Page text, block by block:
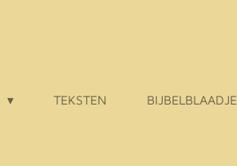
TEKSTEN BIJBELBLAADJE